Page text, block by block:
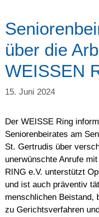
über die
WEISSEN
15. Juni 2024
Der WEISSE Ring
Seniorenbeirates am
St. Gertrudis über
unerwünschte Anrufe
RING e.V. unterstützt
und ist auch präventiv
menschlichen Beistand,
zu Gerichtsverfahren